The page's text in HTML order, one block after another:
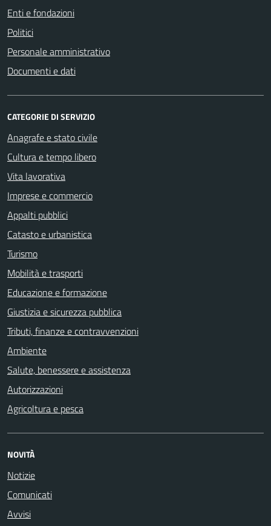
Enti e fondazioni
Politici
Personale amministrativo
Documenti e dati
CATEGORIE DI SERVIZIO
Anagrafe e stato civile
Cultura e tempo libero
Vita lavorativa
Imprese e commercio
Appalti pubblici
Catasto e urbanistica
Turismo
Mobilità e trasporti
Educazione e formazione
Giustizia e sicurezza pubblica
Tributi, finanze e contravvenzioni
Ambiente
Salute, benessere e assistenza
Autorizzazioni
Agricoltura e pesca
NOVITÀ
Notizie
Comunicati
Avvisi